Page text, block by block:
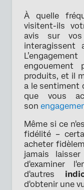
À quelle
visitent-ils
avis sur
interagissent
produits, et il
a le sentiment
que vous
son
Même si ce
fidélité –
acheter
jamais
d'examiner
d'autres
d'obtenir une